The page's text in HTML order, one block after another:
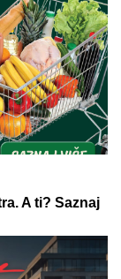
A ti? Saznaj